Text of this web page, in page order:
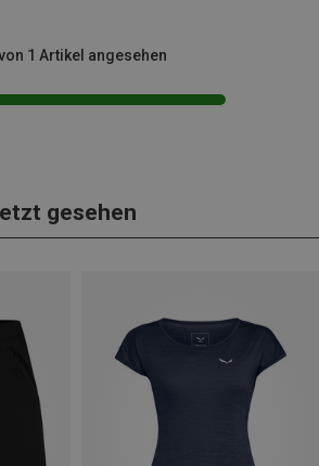
1 Artikel angesehen
gesehen